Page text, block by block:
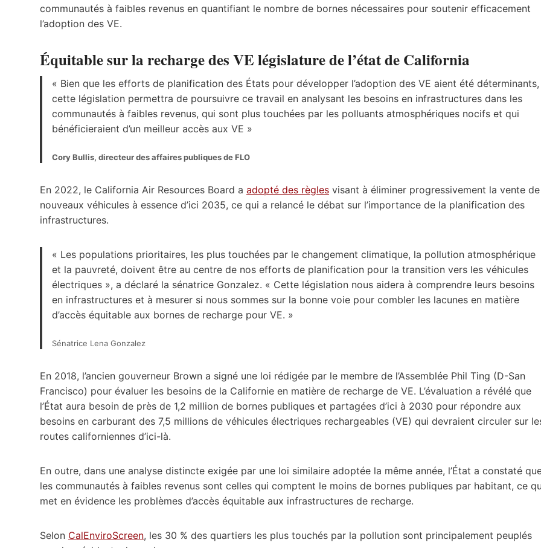
communautés à faibles revenus en quantifiant le nombre de bornes nécessaires pour soutenir efficacement
l’adoption des VE.
Équitable sur la recharge des VE législature de l’état de California
« Bien que les efforts de planification des États pour développer l’adoption des VE aient été déterminants,
cette législation permettra de poursuivre ce travail en analysant les besoins en infrastructures dans les
communautés à faibles revenus, qui sont plus touchées par les polluants atmosphériques nocifs et qui
bénéficieraient d’un meilleur accès aux VE »
Cory Bullis, directeur des affaires publiques de FLO
En 2022, le California Air Resources Board a adopté des règles visant à éliminer progressivement la vente de
nouveaux véhicules à essence d’ici 2035, ce qui a relancé le débat sur l’importance de la planification des
infrastructures.
« Les populations prioritaires, les plus touchées par le changement climatique, la pollution atmosphérique
et la pauvreté, doivent être au centre de nos efforts de planification pour la transition vers les véhicules
électriques », a déclaré la sénatrice Gonzalez. « Cette législation nous aidera à comprendre leurs besoins
en infrastructures et à mesurer si nous sommes sur la bonne voie pour combler les lacunes en matière
d’accès équitable aux bornes de recharge pour VE. »
Sénatrice Lena Gonzalez
En 2018, l’ancien gouverneur Brown a signé une loi rédigée par le membre de l’Assemblée Phil Ting (D-San
Francisco) pour évaluer les besoins de la Californie en matière de recharge de VE. L’évaluation a révélé que
l’État aura besoin de près de 1,2 million de bornes publiques et partagées d’ici à 2030 pour répondre aux
besoins en carburant des 7,5 millions de véhicules électriques rechargeables (VE) qui devraient circuler sur
routes californiennes d’ici-là.
En outre, dans une analyse distincte exigée par une loi similaire adoptée la même année, l’État a constaté
les communautés à faibles revenus sont celles qui comptent le moins de bornes publiques par habitant, ce
met en évidence les problèmes d’accès équitable aux infrastructures de recharge.
Selon CalEnviroScreen, les 30 % des quartiers les plus touchés par la pollution sont principalement peuplés